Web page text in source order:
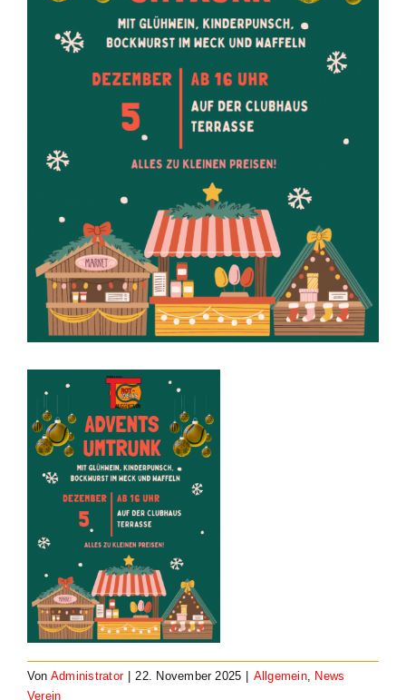
Von Administrator 22. November 2025 Allgemein,
News
Verein